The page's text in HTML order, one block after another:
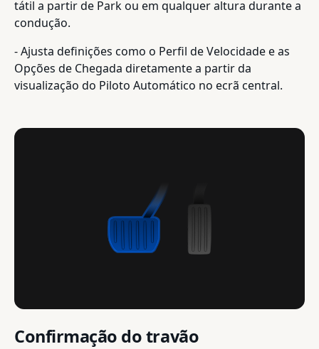
tátil a partir de Park ou em qualquer altura durante a
condução.
- Ajusta definições como o Perfil de Velocidade e as
Opções de Chegada diretamente a partir da
visualização do Piloto Automático no ecrã central.
Confirmação do travão